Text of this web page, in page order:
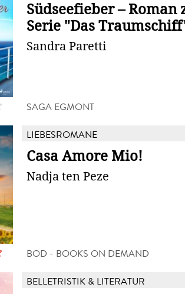
Südseefieber – Roman
Serie "Das
Sandra Paretti
SAGA EGMONT
LIEBESROMANE
Casa Amore Mio!
Nadja ten Peze
BOD - BOOKS ON DEMAND
BELLETRISTIK & LITERATUR